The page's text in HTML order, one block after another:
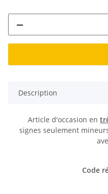
Description
Article d'occasion en
signes seulement
Code